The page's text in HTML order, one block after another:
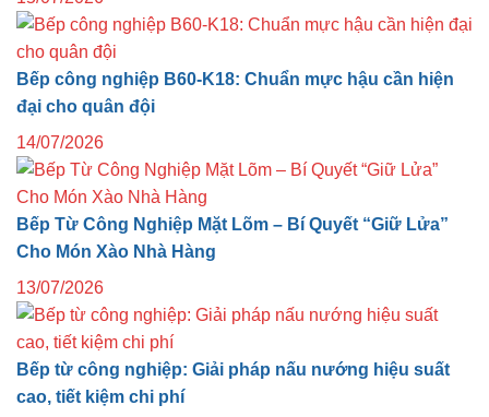
Bếp công nghiệp B60-K18: Chuẩn mực hậu cần hiện
đại cho quân đội
14/07/2026
Bếp Từ Công Nghiệp Mặt Lõm – Bí Quyết “Giữ Lửa”
Cho Món Xào Nhà Hàng
13/07/2026
Bếp từ công nghiệp: Giải pháp nấu nướng hiệu suất
cao, tiết kiệm chi phí